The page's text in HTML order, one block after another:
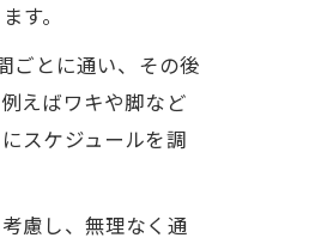
す。
ごとに通い、その後
えばワキや脚など
スケジュールを調
慮し、無理なく通